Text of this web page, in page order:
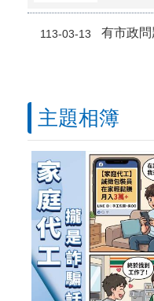
113-03-13 有市政問題，歡
主題相簿